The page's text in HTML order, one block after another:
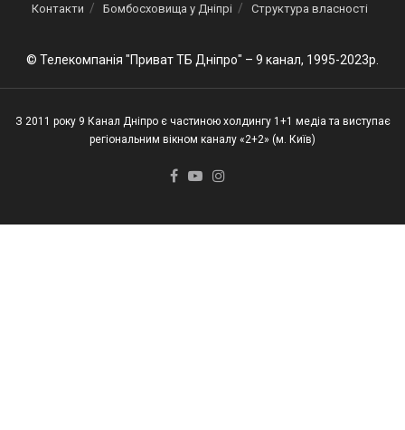
Контакти
Бомбосховища у Дніпрі Структура власності
© Телекомпанія "Приват ТБ Дніпро" – 9 канал, 1995-2023р.
З 2011 року 9 Канал Дніпро є частиною холдингу 1+1 медіа та виступає
регіональним вікном каналу «2+2» (м. Київ)